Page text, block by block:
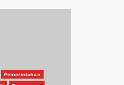
Pemerintahan